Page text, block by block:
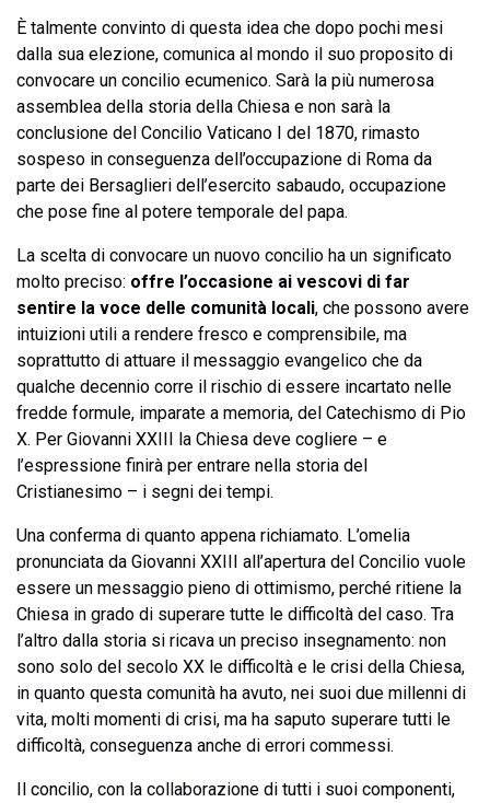
È talmente convinto di questa idea che dopo pochi mesi
dalla sua elezione, comunica al mondo il suo proposito di
convocare un concilio ecumenico. Sarà la più numerosa
assemblea della storia della Chiesa e non sarà la
conclusione del Concilio Vaticano I del 1870, rimasto
sospeso in conseguenza dell’occupazione di Roma da
parte dei Bersaglieri dell’esercito sabaudo, occupazione
che pose fine al potere temporale del papa.
La scelta di convocare un nuovo concilio ha un significato
molto preciso: offre l’occasione ai vescovi di far
sentire la voce delle comunità locali, che possono avere
intuizioni utili a rendere fresco e comprensibile, ma
soprattutto di attuare il messaggio evangelico che da
qualche decennio corre il rischio di essere incartato nelle
fredde formule, imparate a memoria, del Catechismo di Pio
X. Per Giovanni XXIII la Chiesa deve cogliere – e
l’espressione finirà per entrare nella storia del
Cristianesimo – i segni dei tempi.
Una conferma di quanto appena richiamato. L’omelia
pronunciata da Giovanni XXIII all’apertura del Concilio vuole
essere un messaggio pieno di ottimismo, perché ritiene la
Chiesa in grado di superare tutte le difficoltà del caso. Tra
l’altro dalla storia si ricava un preciso insegnamento: non
sono solo del secolo XX le difficoltà e le crisi della Chiesa,
in quanto questa comunità ha avuto, nei suoi due millenni di
vita, molti momenti di crisi, ma ha saputo superare tutti le
difficoltà, conseguenza anche di errori commessi.
Il concilio, con la collaborazione di tutti i suoi componenti,